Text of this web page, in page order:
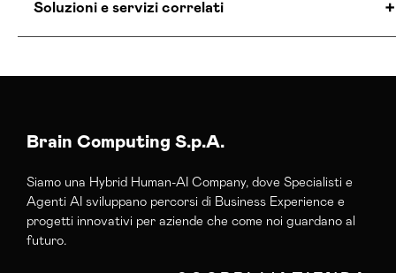
Soluzioni e servizi correlati
Agenzia Posizionamento Seo Medio Campidano
Campidano
Agenzia Web Marketing Medio Campidano
Campagne Adv Social Medio Campidano
Brain Computing S.p.A.
Siamo una Hybrid Human-AI Company, dove Specialisti e
Agenti AI sviluppano percorsi di Business Experience e
progetti innovativi per aziende che come noi guardano al
futuro.